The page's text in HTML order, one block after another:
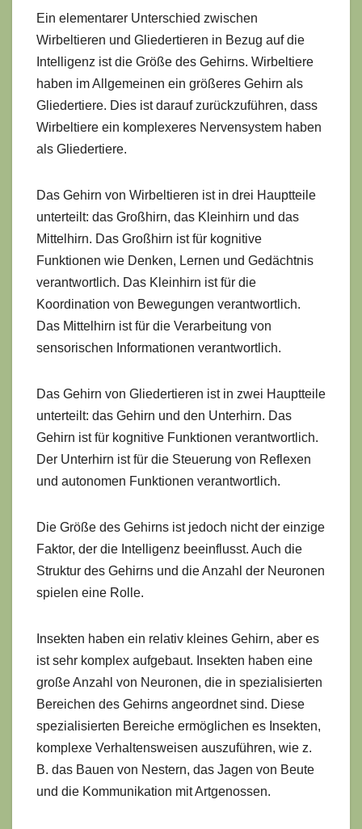
Ein elementarer Unterschied zwischen
Wirbeltieren und Gliedertieren in Bezug auf die
Intelligenz ist die Größe des Gehirns. Wirbeltiere
haben im Allgemeinen ein größeres Gehirn als
Gliedertiere. Dies ist darauf zurückzuführen, dass
Wirbeltiere ein komplexeres Nervensystem haben
als Gliedertiere.
Das Gehirn von Wirbeltieren ist in drei Hauptteile
unterteilt: das Großhirn, das Kleinhirn und das
Mittelhirn. Das Großhirn ist für kognitive
Funktionen wie Denken, Lernen und Gedächtnis
verantwortlich. Das Kleinhirn ist für die
Koordination von Bewegungen verantwortlich.
Das Mittelhirn ist für die Verarbeitung von
sensorischen Informationen verantwortlich.
Das Gehirn von Gliedertieren ist in zwei Hauptteile
unterteilt: das Gehirn und den Unterhirn. Das
Gehirn ist für kognitive Funktionen verantwortlich.
Der Unterhirn ist für die Steuerung von Reflexen
und autonomen Funktionen verantwortlich.
Die Größe des Gehirns ist jedoch nicht der einzige
Faktor, der die Intelligenz beeinflusst. Auch die
Struktur des Gehirns und die Anzahl der Neuronen
spielen eine Rolle.
Insekten haben ein relativ kleines Gehirn, aber es
ist sehr komplex aufgebaut. Insekten haben eine
große Anzahl von Neuronen, die in spezialisierten
Bereichen des Gehirns angeordnet sind. Diese
spezialisierten Bereiche ermöglichen es Insekten,
komplexe Verhaltensweisen auszuführen, wie z.
B. das Bauen von Nestern, das Jagen von Beute
und die Kommunikation mit Artgenossen.